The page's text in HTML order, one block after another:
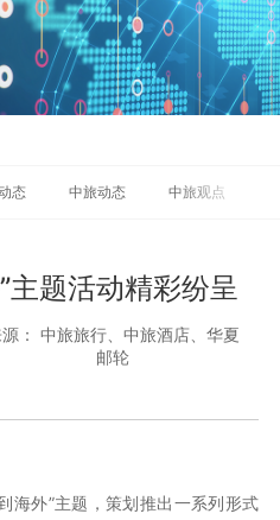
态 中旅动态 中旅观点
主题活动精彩纷呈
： 中旅旅行、中旅酒店、华夏
邮轮
海外”主题，策划推出一系列形式